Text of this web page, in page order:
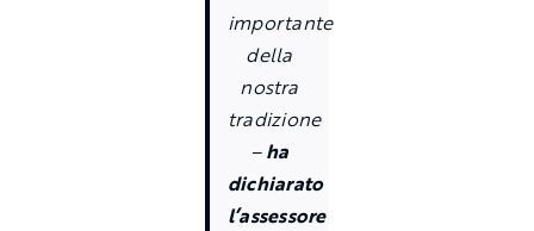
importante
della
nostra
tradizione
–ha
dichiarato
l’assessore